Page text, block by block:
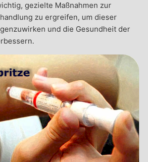
gezielte Maßnahmen zur
zu ergreifen, um dieser
und die Gesundheit der